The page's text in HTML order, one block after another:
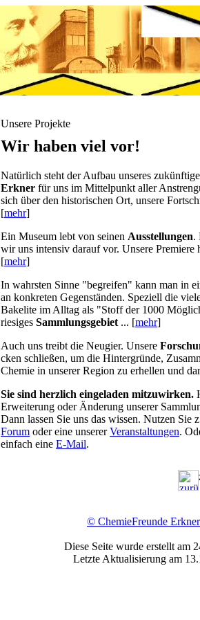
Unsere Projekte
Wir haben viel vor!
Natürlich steht der Aufbau unseres
Erkner für uns im Mittelpunkt aller
sich über den historischen Ort, unsere
[mehr]
Ein Museum lebt von seinen Ausstellungen.
wir uns intensiv darauf vor. Unsere Premiere
[mehr]
In wahrsten Sinne "begreifen" kann man in
an konkreten Gegenständen. Speziell die
Bakelite im Alltag als "Stoff der 1000
riesiges Sammlungsgebiet ... [mehr]
Auch uns treibt die Neugier. Unsere
cken schließen, um die Hintergründe,
Chemie in unserer Region zu erhellen und
Sie sind herzlich eingeladen mitzuwirken.
Erweiterung oder Änderung unserer
Dann lassen Sie uns das wissen. Nutzen Sie
Forum oder eine unsererVeranstaltungen.
einfach eine E-Mail.
© ChemieFreunde
Diese Seite wurde erstellt am
Letzte Aktualisierung am